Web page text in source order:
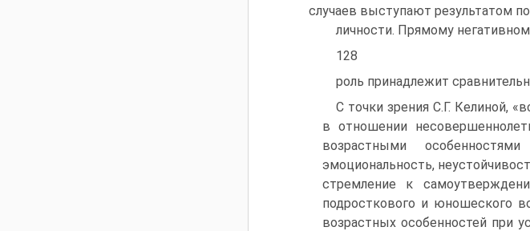
случаев выступают результатом
личности. Прямому
128
роль принадлежит
С точки зрения С.Г. Келиной,
в отношении
возрастными
эмоциональность,
стремление к
подросткового и юношеского
возрастных особенностей при